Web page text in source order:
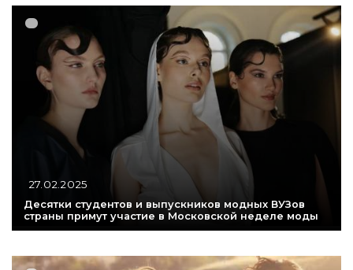
27.02.2025
Десятки студентов и выпускников модных ВУЗов
страны примут участие в Московской неделе моды